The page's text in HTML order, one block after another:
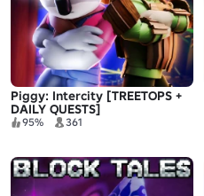
Piggy: Intercity [TREETOPS +
DAILY QUESTS]
95% 361